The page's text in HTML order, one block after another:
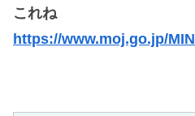
これね
https://www.moj.go.jp/